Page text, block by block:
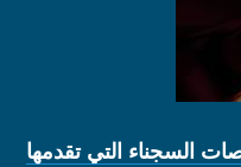
السجناء التي تقدمها